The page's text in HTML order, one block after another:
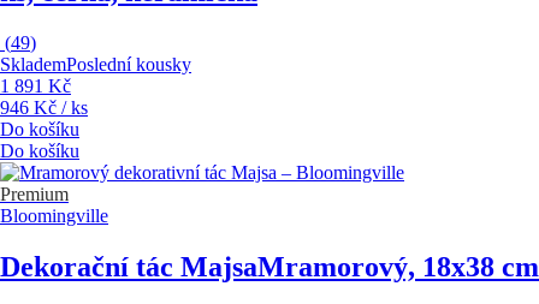
(49)
SklademPoslední kousky
1 891 Kč
946 Kč / ks
Do košíku
Do košíku
Premium
Bloomingville
Dekorační tác MajsaMramorový, 18x38 cm